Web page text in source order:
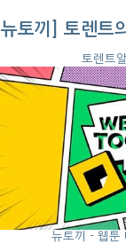
[뉴토끼] 토렌트
토렌트
뉴토끼 - 웹툰